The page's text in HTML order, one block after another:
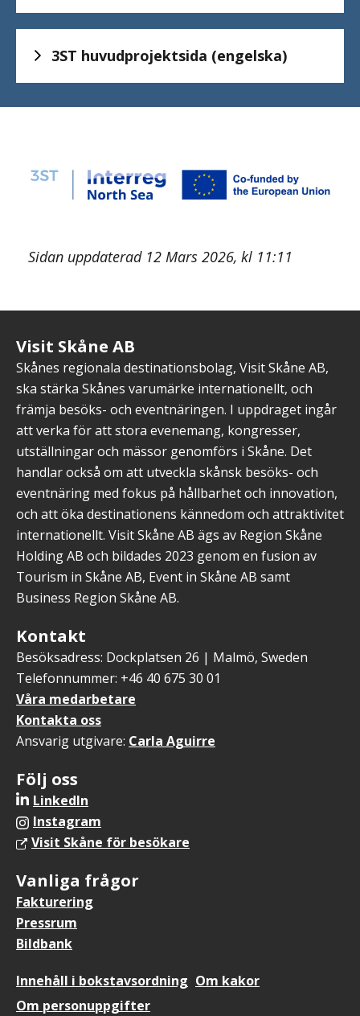
3ST huvudprojektsida (engelska)
Sidan uppdaterad 12 Mars 2026, kl 11:11
Visit Skåne AB
Skånes regionala destinationsbolag, Visit Skåne AB,
ska stärka Skånes varumärke internationellt, och
främja besöks- och eventnäringen. I uppdraget ingår
att verka för att stora evenemang, kongresser,
utställningar och mässor genomförs i Skåne. Det
handlar också om att utveckla skånsk besöks- och
eventnäring med fokus på hållbarhet och innovation,
och att öka destinationens kännedom och attraktivitet
internationellt. Visit Skåne AB ägs av Region Skåne
Holding AB och bildades 2023 genom en fusion av
Tourism in Skåne AB, Event in Skåne AB samt
Business Region Skåne AB.
Kontakt
Besöksadress: Dockplatsen 26 | Malmö, Sweden
Telefonnummer: +46 40 675 30 01
Våra medarbetare
Kontakta oss
Ansvarig utgivare: Carla Aguirre
Följ oss
LinkedIn
Instagram
Visit Skåne för besökare
Vanliga frågor
Fakturering
Pressrum
Bildbank
Sidfotsmeny
Innehåll i bokstavsordning Om kakor
Om personuppgifter